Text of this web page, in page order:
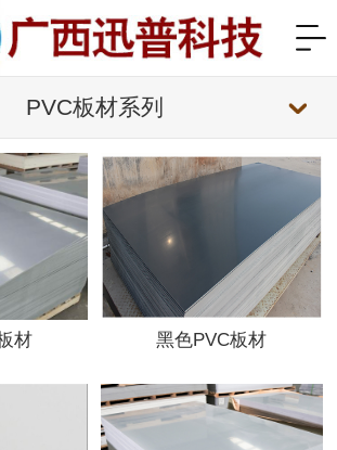
PVC板材系列
材 黑色PVC板材